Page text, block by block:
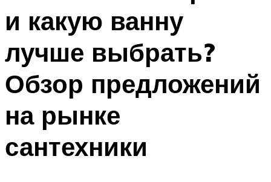
и какую ванну
лучше выбрать?
Обзор предложений
на рынке
сантехники